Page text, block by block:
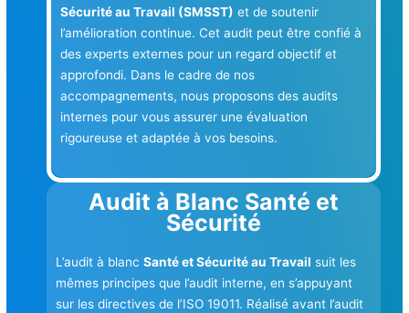
Sécurité au Travail (SMSST) et de soutenir
l’amélioration continue. Cet audit peut être confié à
des experts externes pour un regard objectif et
approfondi. Dans le cadre de nos
accompagnements, nous proposons des audits
internes pour vous assurer une évaluation
rigoureuse et adaptée à vos besoins.
Audit à Blanc Santé et
Sécurité
L’audit à blancSanté et Sécurité au Travail suit les
mêmes principes que l’audit interne, en s’appuyant
sur les directives de l’ISO 19011. Réalisé avant l’audit